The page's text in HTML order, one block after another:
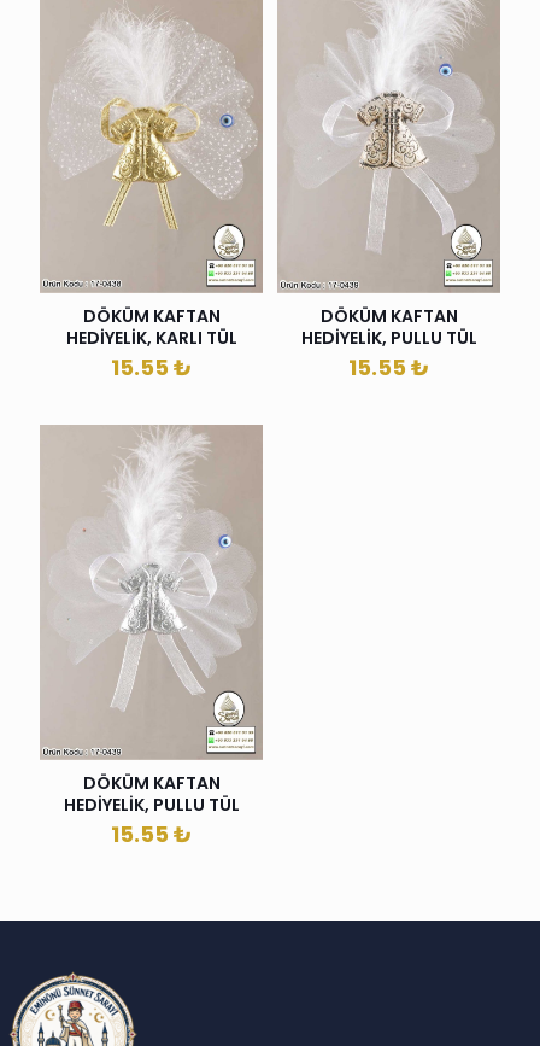
DÖKÜM KAFTAN
HEDİYELİK, KARLI TÜL
15.55 ₺
DÖKÜM KAFTAN
HEDİYELİK, PULLU TÜL
15.55 ₺
DÖKÜM KAFTAN
HEDİYELİK, PULLU TÜL
15.55 ₺